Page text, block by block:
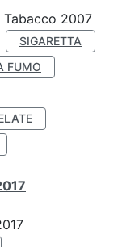
Tabacco 2007
SIGARETTA
FUMO